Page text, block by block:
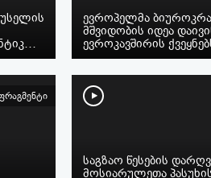
ევროპელმა
მშვიდობის იდეა
ევროკავშირის
საგზაო წესების
მოსიარულეთა